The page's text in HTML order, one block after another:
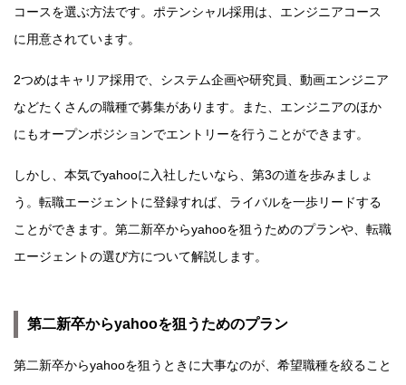
コースを選ぶ方法です。ポテンシャル採用は、エンジニアコース
に用意されています。
2つめはキャリア採用で、システム企画や研究員、動画エンジニア
などたくさんの職種で募集があります。また、エンジニアのほか
にもオープンポジションでエントリーを行うことができます。
しかし、本気でyahooに入社したいなら、第3の道を歩みましょ
う。転職エージェントに登録すれば、ライバルを一歩リードする
ことができます。第二新卒からyahooを狙うためのプランや、転職
エージェントの選び方について解説します。
第二新卒からyahooを狙うためのプラン
第二新卒からyahooを狙うときに大事なのが、希望職種を絞ること